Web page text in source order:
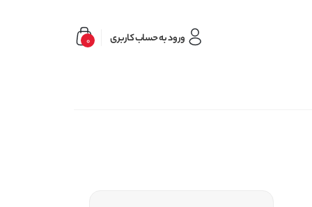
ورود به حساب کاربری 0